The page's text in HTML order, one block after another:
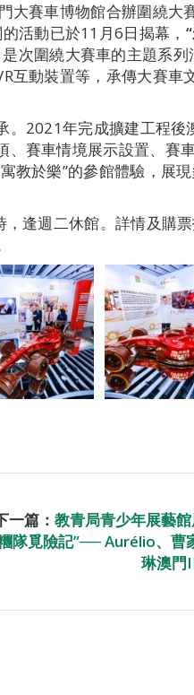
大賽車博物館合辦圍繞大
活動已於11月6日揭幕，
次圍繞大賽車的主題系列
互動裝置等，承傳大賽車
。2021年完成擴建工程後
、賽車情境展示設置、賽
教於樂”的參館體驗，展現
逢週二休館。詳情及購
一篇： 教青局青少年展藝
隊覓險記”── Aurélio、曹
琳澳門